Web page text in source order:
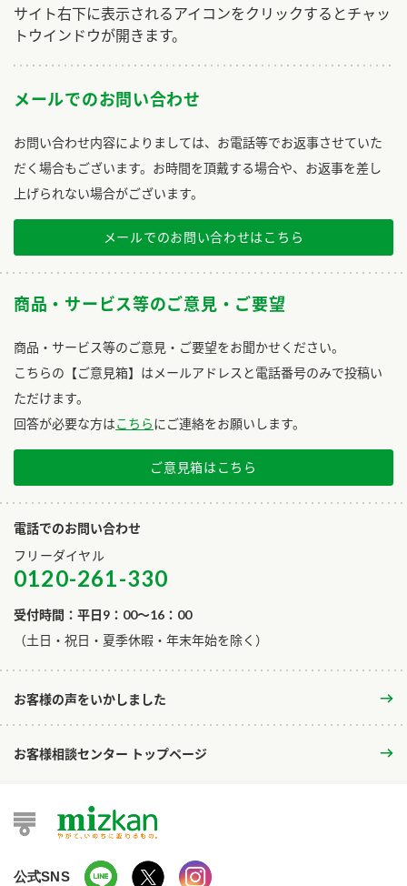
サイト右下に表示されるアイコンをクリックするとチャッ
トウインドウが開きます。
メールでのお問い合わせ
お問い合わせ内容によりましては、お電話等でお返事させていた
だく場合もございます。お時間を頂戴する場合や、お返事を差し
上げられない場合がございます。
メールでのお問い合わせはこちら
商品・サービス等のご意見・ご要望
商品・サービス等のご意見・ご要望をお聞かせください。
こちらの【ご意見箱】はメールアドレスと電話番号のみで投稿い
ただけます。
回答が必要な方はこちらにご連絡をお願いします。
ご意見箱はこちら
電話でのお問い合わせ
フリーダイヤル
0120-261-330
受付時間：平日9：00～16：00
​（土日・祝日・夏季休暇・年末年始を除く）
お客様の声をいかしました
お客様相談センター トップページ
公式SNS